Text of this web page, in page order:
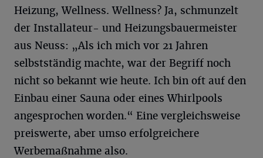
Heizung, Wellness. Wellness? Ja, schmunzelt
der Installateur- und Heizungsbauermeister
aus Neuss: „Als ich mich vor 21 Jahren
selbstständig machte, war der Begriff noch
nicht so bekannt wie heute. Ich bin oft auf den
Einbau einer Sauna oder eines Whirlpools
angesprochen worden.“ Eine vergleichsweise
preiswerte, aber umso erfolgreichere
Werbemaßnahme also.